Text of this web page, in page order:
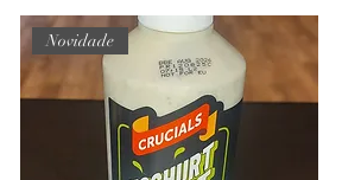
Novidade